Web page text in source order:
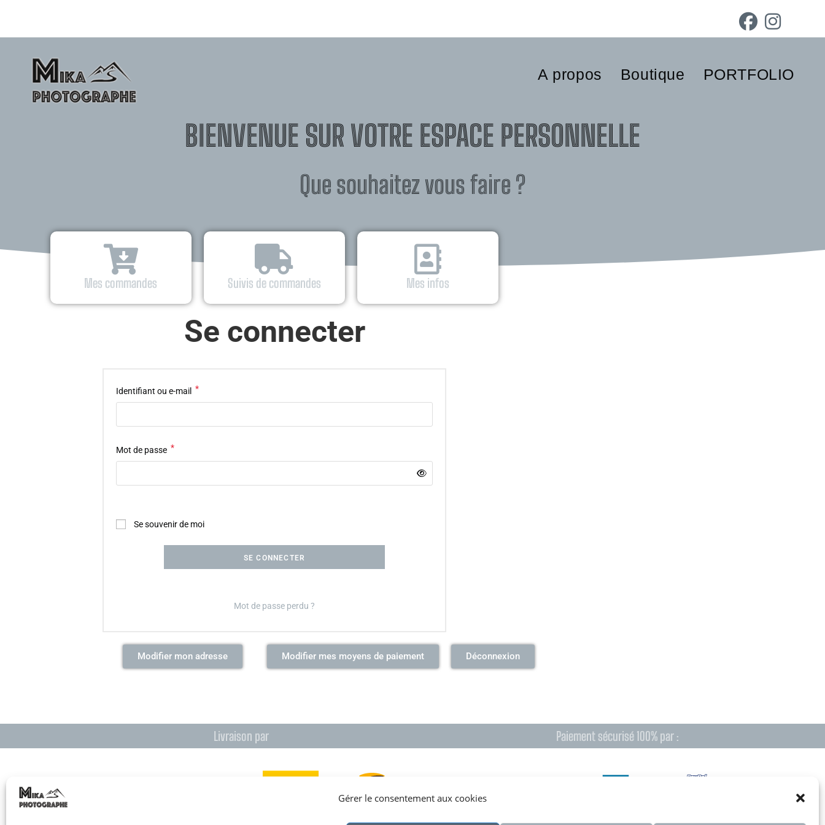
Gérer le consentement aux cookies
A propos Boutique PORTFOLIO
BIENVENUE SUR VOTRE ESPACE PERSONNELLE
Que souhaitez vous faire ?
Mes commandes Suivis de commandes Mes infos
Se connecter
Identifiant ou e-mail *
Mot de passe *
Se souvenir de moi
SE CONNECTER
Mot de passe perdu ?
Modifier mon adresse Modifier mes moyens de paiement Déconnexion
Livraison par Paiement sécurisé 100% par :